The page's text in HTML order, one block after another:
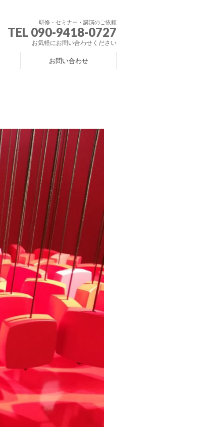
研修・セミナー・講演のご依頼
TEL 090-9418-0727
お気軽にお問い合わせください
お問い合わせ